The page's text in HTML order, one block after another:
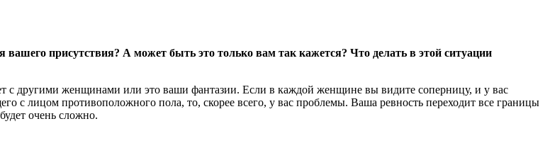
присутствия? А может быть это только вам так кажется? Что делать в этой ситуации
с другими женщинами или это ваши фантазии. Если в каждой женщине вы видите соперницу, и у вас
с лицом противоположного пола, то, скорее всего, у вас проблемы. Ваша ревность переходит все границы
очень сложно.